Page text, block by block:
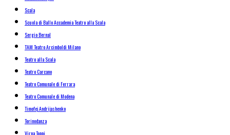
Scala
Scuola di Ballo Accademia Teatro alla Scala
Sergio Bernal
TAM Teatro Arcimboldi Milano
Teatro alla Scala
Teatro Carcano
Teatro Comunale di Ferrara
Teatro Comunale di Modena
Timofej Andrijashenko
Torinodanza
Virna Toppi